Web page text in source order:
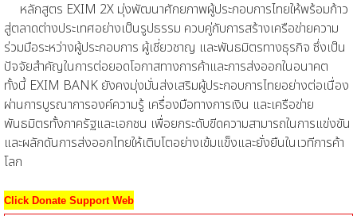
หลักสูตร EXIM 2X มุ่งพัฒนาศักยภาพผู้ประกอบการไทยให้พร้อมก้าว
สู่ตลาดต่างประเทศอย่างเป็นรูปธรรม ควบคู่กับการสร้างเครือข่ายความ
ร่วมมือระหว่างผู้ประกอบการ ผู้เชี่ยวชาญ และพันธมิตรทางธุรกิจ ซึ่งเป็น
ปัจจัยสำคัญในการต่อยอดโอกาสทางการค้าและการส่งออกในอนาคต
ทั้งนี้ EXIM BANK ยังคงมุ่งมั่นส่งเสริมผู้ประกอบการไทยอย่างต่อเนื่อง
ผ่านการบูรณาการองค์ความรู้ เครื่องมือทางการเงิน และเครือข่าย
พันธมิตรทั้งภาครัฐและเอกชน เพื่อยกระดับขีดความสามารถในการแข่งขัน
และผลักดันการส่งออกไทยให้เติบโตอย่างเข้มแข็งและยั่งยืนในเวทีการค้า
โลก
Click Donate Support Web